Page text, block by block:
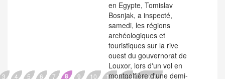
en Egypte, Tomislav
Bosnjak, a inspecté,
samedi, les régions
archéologiques et
touristiques sur la rive
ouest du gouvernorat de
Louxor, lors d'un vol en
montgolfière d'une demi-
3 4 5 6 7 8 9 10 11 12 Suivant